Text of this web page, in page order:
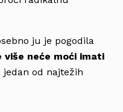
ju je pogodila
više neće moći imati
jedan od najtežih